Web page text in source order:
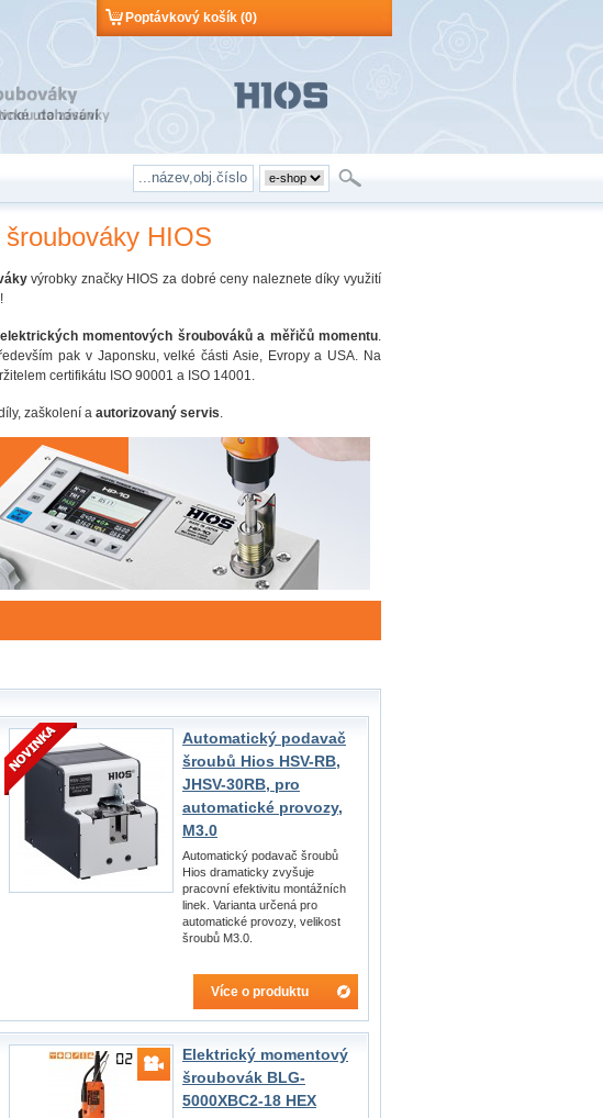
HIOS
výrobky značky HIOS za dobré ceny naleznete díky využití
elektrických momentových šroubováků a měřičů momentu.
pak v Japonsku, velké části Asie, Evropy a USA. Na
certifikátu ISO 90001 a ISO 14001.
zaškolení a autorizovaný servis
Automatický podavač
šroubů Hios HSV-RB,
JHSV-30RB, pro
automatické provozy,
M3.0
Automatický podavač šroubů
Hios dramaticky zvyšuje
pracovní efektivitu montážních
linek. Varianta určená pro
automatické provozy, velikost
šroubů M3.0.
Více o produktu
Elektrický momentový
šroubovák BLG-
5000XBC2-18 HEX
Poptávkový košík (0)
Obsah košíku